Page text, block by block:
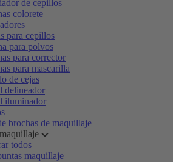
de cepillos
colorete
para cepillos
para polvos
para corrector
para mascarilla
de cejas
delineador
iluminador
brochas de maquillaje
todos
maquillaje